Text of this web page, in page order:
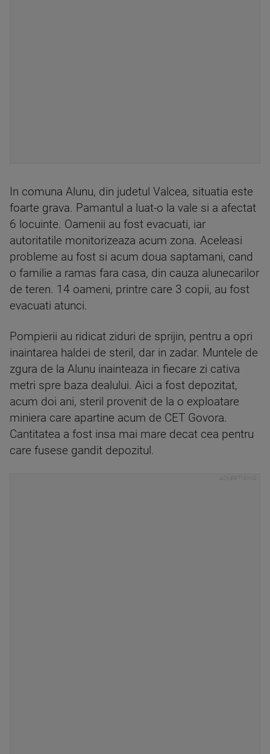
In comuna Alunu, din judetul Valcea, situatia este
foarte grava. Pamantul a luat-o la vale si a afectat
6 locuinte. Oamenii au fost evacuati, iar
autoritatile monitorizeaza acum zona. Aceleasi
probleme au fost si acum doua saptamani, cand
o familie a ramas fara casa, din cauza alunecarilor
de teren. 14 oameni, printre care 3 copii, au fost
evacuati atunci.
Pompierii au ridicat ziduri de sprijin, pentru a opri
inaintarea haldei de steril, dar in zadar. Muntele de
zgura de la Alunu inainteaza in fiecare zi cativa
metri spre baza dealului. Aici a fost depozitat,
acum doi ani, steril provenit de la o exploatare
miniera care apartine acum de CET Govora.
Cantitatea a fost insa mai mare decat cea pentru
care fusese gandit depozitul.